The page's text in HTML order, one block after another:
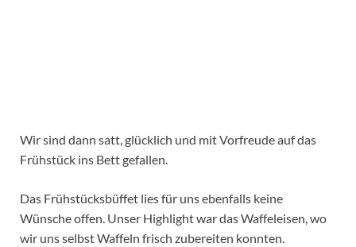
Wir sind dann satt, glücklich und mit Vorfreude auf das
Frühstück ins Bett gefallen.
Das Frühstücksbüffet lies für uns ebenfalls keine
Wünsche offen. Unser Highlight war das Waffeleisen, wo
wir uns selbst Waffeln frisch zubereiten konnten.